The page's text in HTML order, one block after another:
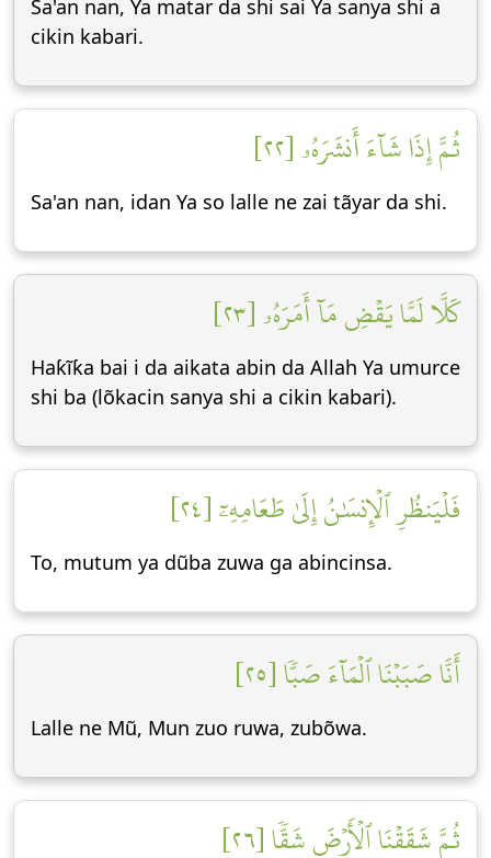
Sa'an nan, Ya matar da shi sai Ya sanya shi a
cikin kabari.
ثُمَّ إِذَا شَآءَ أَنشَرَهُۥ [٢٢]
Sa'an nan, idan Ya so lalle ne zai tãyar da shi.
كَلَّا لَمَّا يَقۡضِ مَآ أَمَرَهُۥ [٢٣]
Haƙĩƙa bai i da aikata abin da Allah Ya umurce
shi ba (lõkacin sanya shi a cikin kabari).
فَلۡيَنظُرِ ٱلۡإِنسَٰنُ إِلَىٰ طَعَامِهِۦٓ [٢٤]
To, mutum ya dũba zuwa ga abincinsa.
أَنَّا صَبَبۡنَا ٱلۡمَآءَ صَبّٗا [٢٥]
Lalle ne Mũ, Mun zuo ruwa, zubõwa.
ثُمَّ شَقَقۡنَا ٱلۡأَرۡضَ شَقّٗا [٢٦]